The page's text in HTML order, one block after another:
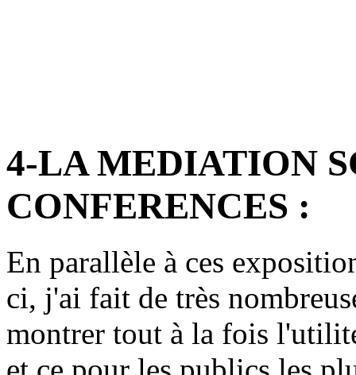
4-LA MEDIATION
CONFERENCES :
En parallèle à ces
ci, j'ai fait de très
montrer tout à la fois